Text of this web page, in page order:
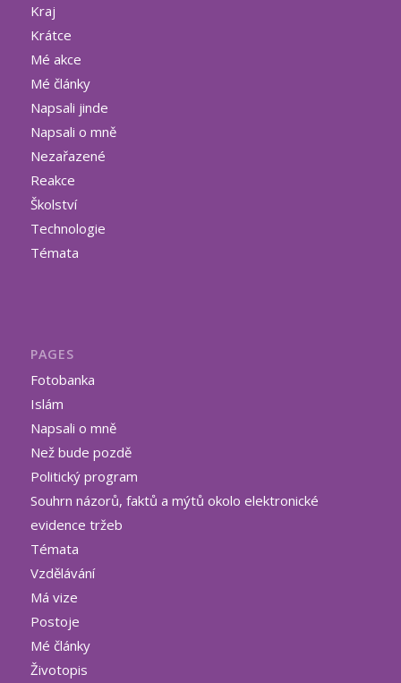
Kraj
Krátce
Mé akce
Mé články
Napsali jinde
Napsali o mně
Nezařazené
Reakce
Školství
Technologie
Témata
PAGES
Fotobanka
Islám
Napsali o mně
Než bude pozdě
Politický program
Souhrn názorů, faktů a mýtů okolo elektronické
evidence tržeb
Témata
Vzdělávání
Má vize
Postoje
Mé články
Životopis